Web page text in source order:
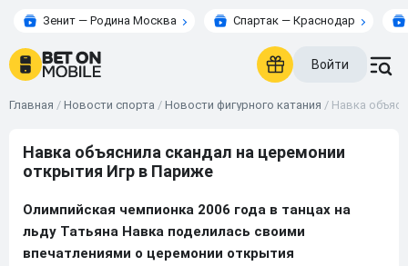
Зенит — Родина Москва Спартак — Краснодар
Войти
Главная / Новости спорта / Новости фигурного катания / Навка
Навка объяснила скандал на церемонии
открытия Игр в Париже
Олимпийская чемпионка 2006 года в танцах на
льду Татьяна Навка поделилась своими
впечатлениями о церемонии открытия